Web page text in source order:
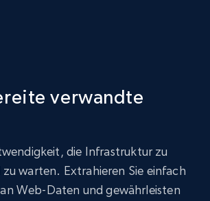
verwandte
die Infrastruktur zu
warten. Extrahieren Sie einfach
Web-Daten und gewährleisten